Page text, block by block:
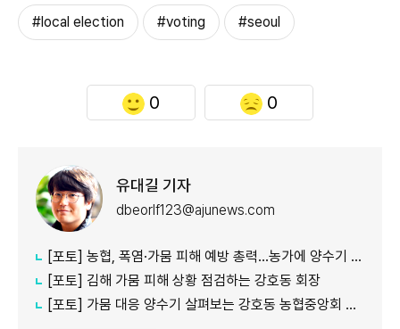
#local election #voting #seoul
0 0
유대길 기자
dbeorlf123@ajunews.com
[포토] 농협, 폭염·가뭄 피해 예방 총력…농가에 양수기 지원
[포토] 김해 가뭄 피해 상황 점검하는 강호동 회장
[포토] 가뭄 대응 양수기 살펴보는 강호동 농협중앙회 회장